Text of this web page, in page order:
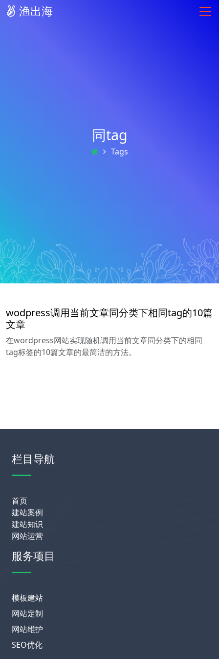
渔出海
同tag
Tags
wodpress调用当前文章同分类下相同tag的10篇
文章
在wordpress网站实现随机调用当前文章同分类下的相同
tag标签的10篇文章的最简洁的方法。
栏目导航
首页
建站案例
建站知识
网站运营
服务项目
模板建站
网站定制
网站维护
SEO优化